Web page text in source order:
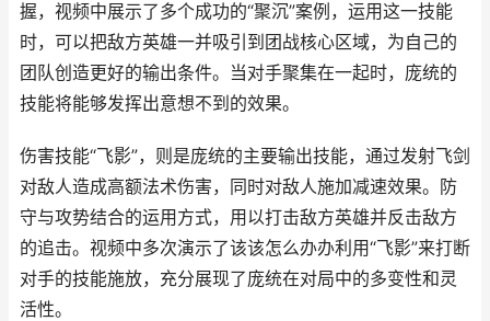
握，视频中展示了多个成功的“聚沉”案例，运用这一技能
时，可以把敌方英雄一并吸引到团战核心区域，为自己的
团队创造更好的输出条件。当对手聚集在一起时，庞统的
技能将能够发挥出意想不到的效果。
伤害技能“飞影”，则是庞统的主要输出技能，通过发射飞剑
对敌人造成高额法术伤害，同时对敌人施加减速效果。防
守与攻势结合的运用方式，用以打击敌方英雄并反击敌方
的追击。视频中多次演示了该该怎么办办利用“飞影”来打断
对手的技能施放，充分展现了庞统在对局中的多变性和灵
活性。